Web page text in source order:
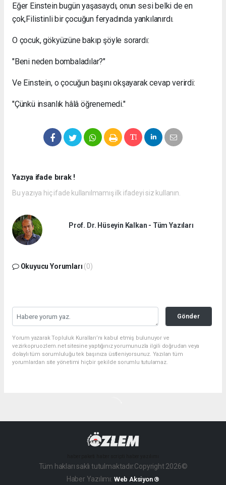
Eğer Einstein bugün yaşasaydı, onun sesi belki de en
çok,Filistinli bir çocuğun feryadında yankılanırdı.
O çocuk, gökyüzüne bakıp şöyle sorardı:
"Beni neden bombaladılar?"
Ve Einstein, o çocuğun başını okşayarak cevap verirdi:
"Çünkü insanlık hâlâ öğrenemedi."
Yazıya ifade bırak !
Bu yazıya hiç ifade kullanılmamış ilk ifadeyi siz kullanın.
Prof. Dr. Hüseyin Kalkan - Tüm Yazıları
Okuyucu Yorumları (0)
Gönder
Yorum yazarak Topluluk Kuralları’nı kabul etmiş bulunuyor ve
vezirkopruozlem.net sitesine yaptığınız yorumunuzla ilgili doğrudan veya
dolaylı tüm sorumluluğu tek başınıza üstleniyorsunuz. Yazılan tüm
yorumlardan site yönetimi hiçbir şekilde sorumlu tutulamaz.
Tüm hakları saklı tutulmaktadır.Copyright 2026©
Haber Yazılımı: Web Aksiyon ®